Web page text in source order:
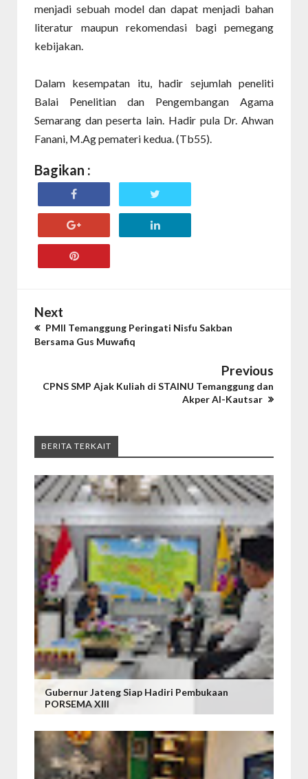
menjadi sebuah model dan dapat menjadi bahan
literatur maupun rekomendasi bagi pemegang
kebijakan.
Dalam kesempatan itu, hadir sejumlah peneliti
Balai Penelitian dan Pengembangan Agama
Semarang dan peserta lain. Hadir pula Dr. Ahwan
Fanani, M.Ag pemateri kedua. (Tb55).
Bagikan :
Next
PMII Temanggung Peringati Nisfu Sakban
Bersama Gus Muwafiq
Previous
CPNS SMP Ajak Kuliah di STAINU Temanggung dan
Akper Al-Kautsar
BERITA TERKAIT
Gubernur Jateng Siap Hadiri Pembukaan
PORSEMA XIII